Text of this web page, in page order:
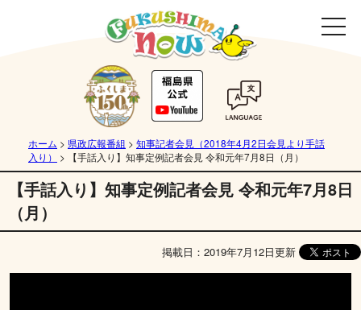
ホーム > 県政広報番組 > 知事記者会見（2018年4月2日会見より手話
入り）
> 【手話入り】知事定例記者会見 令和元年7月8日（月）
【手話入り】知事定例記者会見 令和元年7月8日
（月）
掲載日：2019年7月12日更新